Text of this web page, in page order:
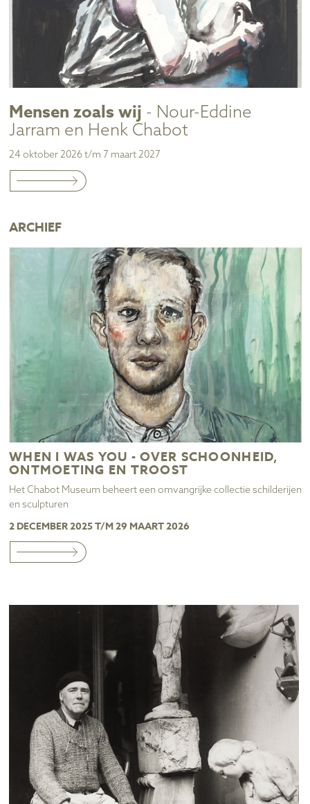
Mensen zoals wij - Nour-Eddine
Jarram en Henk Chabot
24 oktober 2026 t/m 7 maart 2027
ARCHIEF
WHEN I WAS YOU - OVER SCHOONHEID,
ONTMOETING EN TROOST
Het Chabot Museum beheert een omvangrijke collectie schilderijen
en sculpturen
2 DECEMBER 2025 T/M 29 MAART 2026